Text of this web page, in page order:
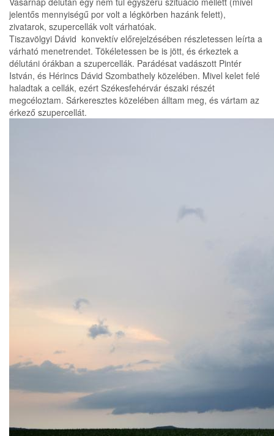
jelentős mennyiségű por volt a légkörben hazánk felett),
zivatarok, szupercellák volt várhatóak.
Tiszavölgyi Dávid konvektív előrejelzésében részletessen leírta a
várható menetrendet. Tökéletessen be is jött, és érkeztek a
délutáni órákban a szupercellák. Parádésat vadászott Pintér
István, és Hérincs Dávid Szombathely közelében. Mivel kelet felé
haladtak a cellák, ezért Székesfehérvár északi részét
megcéloztam. Sárkeresztes közelében álltam meg, és vártam az
érkező szupercellát.